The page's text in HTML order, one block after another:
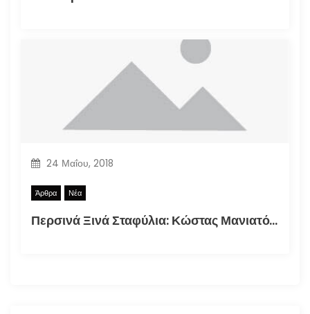
24 Μαΐου, 2018
Άρθρα Νέα
Περσινά Ξινά Σταφύλια: Κώστας Μανιατόπουλος “Αυτοσκατατροφή”, Έκθεση 2018